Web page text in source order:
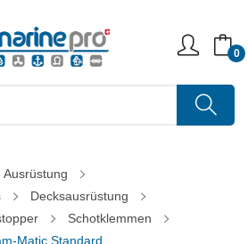
0
Ausrüstung
Decksausrüstung
Schotklemmen
Matic Standard